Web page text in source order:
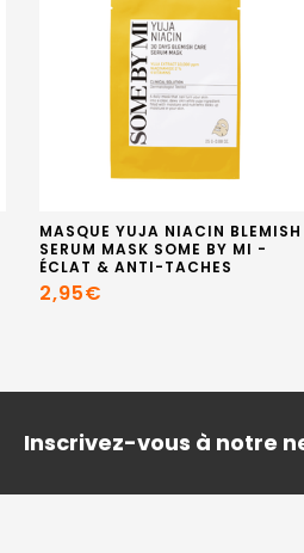
MASQUE YUJA NIACIN BLEMISH
SERUM MASK SOME BY MI -
ÉCLAT & ANTI-TACHES
2,95€
Inscrivez-vous à notre